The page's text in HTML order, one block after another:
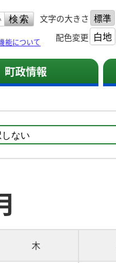
文字の大きさ 標準
配色変更 白地
能について
町政情報
木